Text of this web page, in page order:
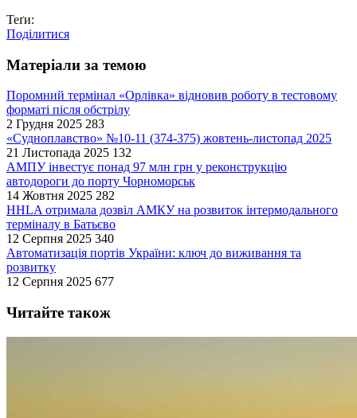
Теґи:
Поділитися
Матеріали за темою
Поромний термінал «Орлівка» відновив роботу в тестовому
форматі після обстрілу
2 Грудня 2025 283
«Судноплавство» №10-11 (374-375) жовтень-листопад 2025
21 Листопада 2025 132
АМПУ інвестує понад 97 млн грн у реконструкцію
автодороги до порту Чорноморськ
14 Жовтня 2025 282
HHLA отримала дозвіл АМКУ на розвиток інтермодального
терміналу в Батьєво
12 Серпня 2025 340
Автоматизація портів України: ключ до виживання та
розвитку
12 Серпня 2025 677
Читайте також